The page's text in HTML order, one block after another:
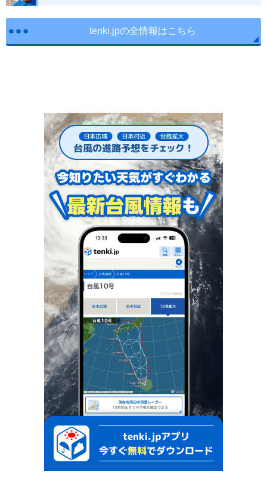
tenki.jpの全情報はこちら